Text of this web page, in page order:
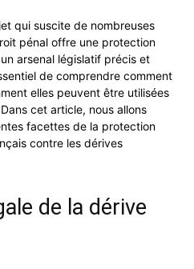
qui suscite de nombreuses
pénal offre une protection
arsenal législatif précis et
de comprendre comment
elles peuvent être utilisées
cet article, nous allons
facettes de la protection
contre les dérives
de la dérive